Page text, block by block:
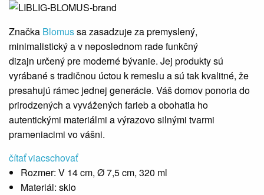
Značka Blomussa zasadzuje za premyslený,
minimalistický a v neposlednom rade funkčný
dizajn určený pre moderné bývanie. Jej produkty sú
vyrábané s tradičnou úctou k remeslu a sú tak kvalitné, že
presahujú rámec jednej generácie. Váš domov ponoria do
prirodzených a vyvážených farieb a obohatia ho
autentickými materiálmi a výrazovo silnými tvarmi
prameniacimi vo vášni.
čítať viacschovať
Rozmer: V 14 cm, Ø 7,5 cm, 320 ml
Materiál: sklo